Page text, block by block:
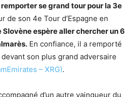
remporter se grand tour pour la 3e
de son 4e Tour d’Espagne en
Slovène espère aller chercher un 6
En confiance, il a remporté
son plus grand adversaire
– XRG).
d’un autre vainqueur du